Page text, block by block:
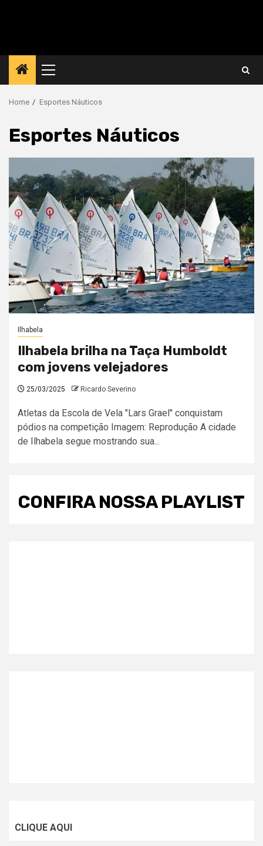
Primary
Menu
Home Esportes Náuticos
Esportes Náuticos
Ilhabela
Ilhabela brilha na Taça Humboldt
com jovens velejadores
25/03/2025 Ricardo Severino
Atletas da Escola de Vela "Lars Grael" conquistam
pódios na competição Imagem: Reprodução A cidade
de Ilhabela segue mostrando sua...
CONFIRA NOSSA PLAYLIST
CLIQUE AQUI